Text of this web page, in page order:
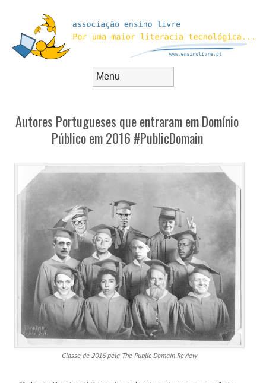
Autores Portugueses que entraram em Domínio
Público em 2016 #PublicDomain
Classe de 2016 pela The Public Domain Review